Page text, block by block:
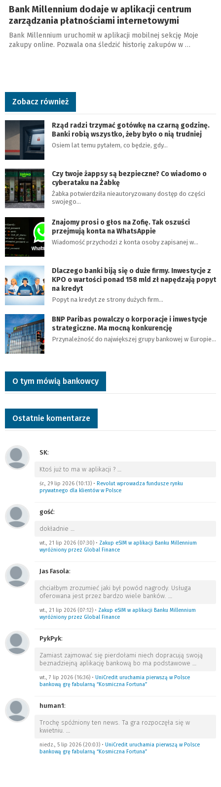
Bank Millennium dodaje w aplikacji centrum
zarządzania płatnościami internetowymi
Bank Millennium uruchomił w aplikacji mobilnej sekcję Moje
zakupy online. Pozwala ona śledzić historię zakupów w …
Zobacz również
Rząd radzi trzymać gotówkę na czarną godzinę.
Banki robią wszystko, żeby było o nią trudniej
Osiem lat temu pytałem, co będzie, gdy…
Czy twoje żappsy są bezpieczne? Co wiadomo o
cyberataku na Żabkę
Żabka potwierdziła nieautoryzowany dostęp do części
swojego…
Znajomy prosi o głos na Zofię. Tak oszuści
przejmują konta na WhatsAppie
Wiadomość przychodzi z konta osoby zapisanej w…
Dlaczego banki biją się o duże firmy. Inwestycje z
KPO o wartości ponad 158 mld zł napędzają popyt
na kredyt
Popyt na kredyt ze strony dużych firm…
BNP Paribas powalczy o korporacje i inwestycje
strategiczne. Ma mocną konkurencję
Przynależność do największej grupy bankowej w Europie…
O tym mówią bankowcy
Ostatnie komentarze
SK:
Ktoś już to ma w aplikacji ? …
śr., 29 lip 2026 (10:13) • Revolut wprowadza fundusze rynku
prywatnego dla klientów w Polsce
gość:
dokładnie …
wt., 21 lip 2026 (07:30) • Zakup eSIM w aplikacji Banku Millennium
wyróżniony przez Global Finance
Jas Fasola:
chciałbym zrozumieć jaki był powód nagrody. Usługa
oferowana jest przez bardzo wiele banków. …
wt., 21 lip 2026 (07:12) • Zakup eSIM w aplikacji Banku Millennium
wyróżniony przez Global Finance
PykPyk:
Zamiast zajmować się pierdołami niech dopracują swoją
beznadziejną aplikację bankową bo ma podstawowe …
wt., 7 lip 2026 (16:36) • UniCredit uruchamia pierwszą w Polsce
bankową grę fabularną “Kosmiczna Fortuna”
human1:
Trochę spóźniony ten news. Ta gra rozpoczęła się w
kwietniu. …
niedz., 5 lip 2026 (20:03) • UniCredit uruchamia pierwszą w Polsce
bankową grę fabularną “Kosmiczna Fortuna”